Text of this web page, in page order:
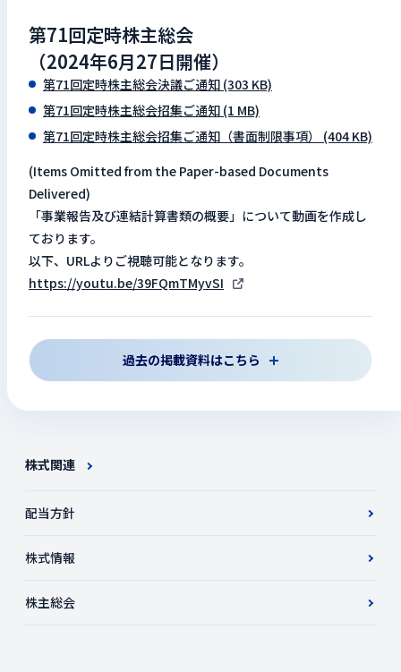
第71回定時株主総会
（2024年6月27日開催）
第71回定時株主総会決議ご通知 (303 KB)
第71回定時株主総会招集ご通知 (1 MB)
第71回定時株主総会招集ご通知（書面制限事項）
(404 KB)
(Items Omitted from the Paper-based Documents
Delivered)
「事業報告及び連結計算書類の概要」について動画を作成し
ております。
以下、URLよりご視聴可能となります。
https://youtu.be/39FQmTMyvSI
過去の掲載資料はこちら
株式関連
配当方針
株式情報
株主総会